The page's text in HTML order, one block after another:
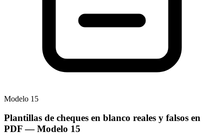
Modelo 15
Plantillas de cheques en blanco reales y falsos en
PDF— Modelo 15